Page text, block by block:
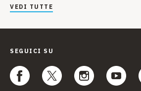
VEDI TUTTE
SEGUICI SU